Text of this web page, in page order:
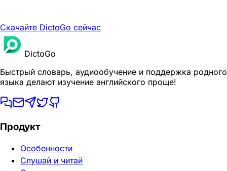
Скачайте DictoGo сейчас
DictoGo
Быстрый словарь, аудиообучение и поддержка родного
языка делают изучение английского проще!
Продукт
Особенности
Слушай и читай